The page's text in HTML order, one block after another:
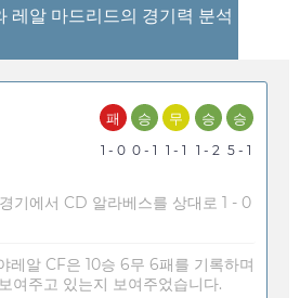
레알 마드리드의 경기력 분석
패
1 - 0
승
0 - 1
무
1 - 1
승
1 - 2
승
5 - 1
기에서 CD 알라베스를 상대로 1 - 0
레알 CF은 10승 6무 6패를 기록하며
여주고 있는지 보여주었습니다.